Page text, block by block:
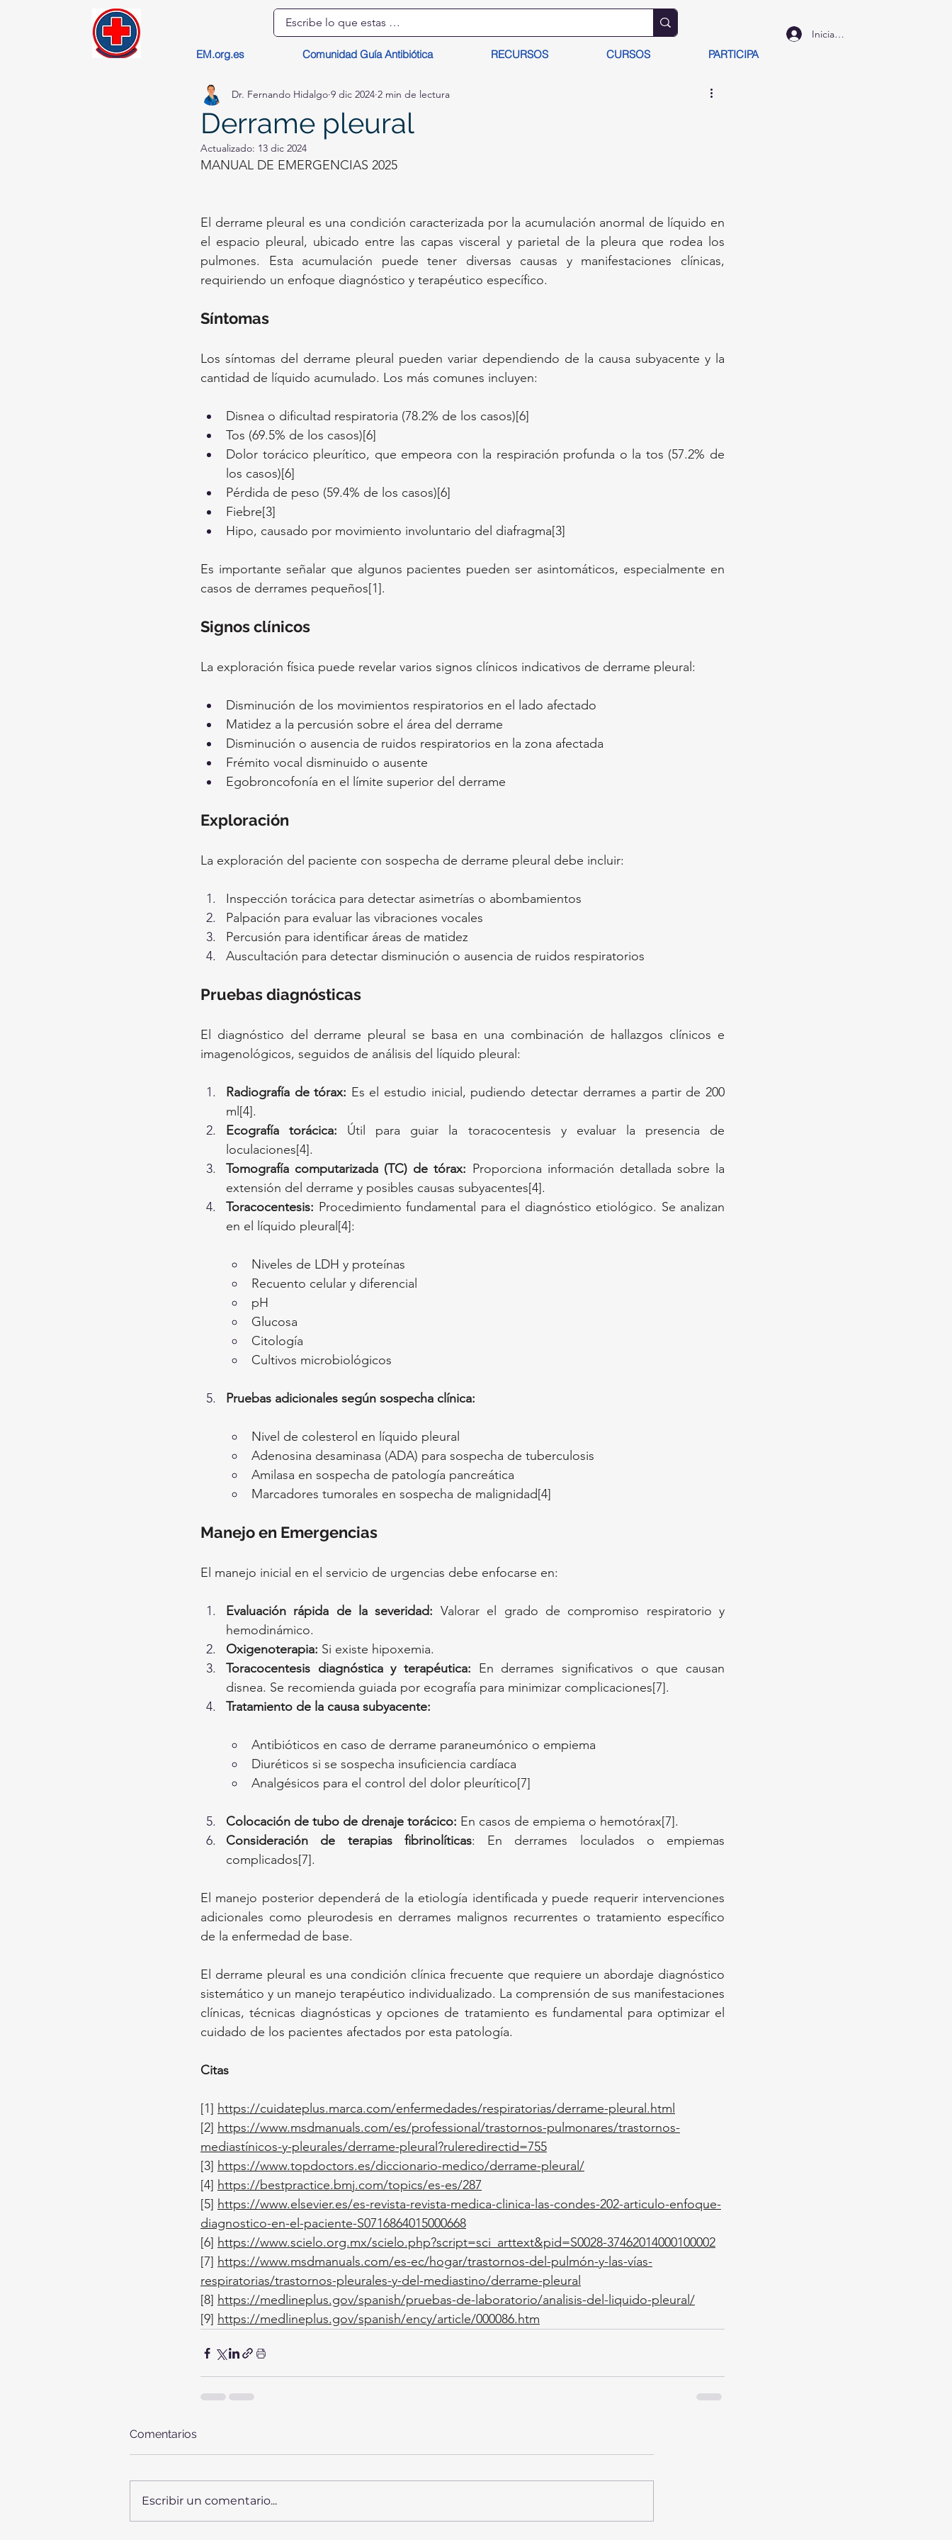
EM.org.es Comunidad Guía Antibiótica RECURSOS CURSOS PARTICIPA
Iniciar sesión
Derrame pleural
Dr. Fernando Hidalgo 9 dic 2024 2 min de lectura
Actualizado: 13 dic 2024
MANUAL DE EMERGENCIAS 2025
El derrame pleural es una condición caracterizada por la acumulación anormal de líquido en
el espacio pleural, ubicado entre las capas visceral y parietal de la pleura que rodea los
pulmones. Esta acumulación puede tener diversas causas y manifestaciones clínicas,
requiriendo un enfoque diagnóstico y terapéutico específico.
Síntomas
Los síntomas del derrame pleural pueden variar dependiendo de la causa subyacente y la
cantidad de líquido acumulado. Los más comunes incluyen:
Disnea o dificultad respiratoria (78.2% de los casos)[6]
Tos (69.5% de los casos)[6]
Dolor torácico pleurítico, que empeora con la respiración profunda o la tos (57.2% de
los casos)[6]
Pérdida de peso (59.4% de los casos)[6]
Fiebre[3]
Hipo, causado por movimiento involuntario del diafragma[3]
Es importante señalar que algunos pacientes pueden ser asintomáticos, especialmente en
casos de derrames pequeños[1].
Signos clínicos
La exploración física puede revelar varios signos clínicos indicativos de derrame pleural:
Disminución de los movimientos respiratorios en el lado afectado
Matidez a la percusión sobre el área del derrame
Disminución o ausencia de ruidos respiratorios en la zona afectada
Frémito vocal disminuido o ausente
Egobroncofonía en el límite superior del derrame
Exploración
La exploración del paciente con sospecha de derrame pleural debe incluir:
Inspección torácica para detectar asimetrías o abombamientos
Palpación para evaluar las vibraciones vocales
Percusión para identificar áreas de matidez
Auscultación para detectar disminución o ausencia de ruidos respiratorios
Pruebas diagnósticas
El diagnóstico del derrame pleural se basa en una combinación de hallazgos clínicos e
imagenológicos, seguidos de análisis del líquido pleural:
Radiografía de tórax: Es el estudio inicial, pudiendo detectar derrames a partir de 200
ml[4].
Ecografía torácica: Útil para guiar la toracocentesis y evaluar la presencia de
loculaciones[4].
Tomografía computarizada (TC) de tórax: Proporciona información detallada sobre la
extensión del derrame y posibles causas subyacentes[4].
Toracocentesis: Procedimiento fundamental para el diagnóstico etiológico. Se analizan
en el líquido pleural[4]:
Niveles de LDH y proteínas
Recuento celular y diferencial
pH
Glucosa
Citología
Cultivos microbiológicos
Pruebas adicionales según sospecha clínica:
Nivel de colesterol en líquido pleural
Adenosina desaminasa (ADA) para sospecha de tuberculosis
Amilasa en sospecha de patología pancreática
Marcadores tumorales en sospecha de malignidad[4]
Manejo en Emergencias
El manejo inicial en el servicio de urgencias debe enfocarse en:
Evaluación rápida de la severidad: Valorar el grado de compromiso respiratorio y
hemodinámico.
Oxigenoterapia: Si existe hipoxemia.
Toracocentesis diagnóstica y terapéutica: En derrames significativos o que causan
disnea. Se recomienda guiada por ecografía para minimizar complicaciones[7].
Tratamiento de la causa subyacente:
Antibióticos en caso de derrame paraneumónico o empiema
Diuréticos si se sospecha insuficiencia cardíaca
Analgésicos para el control del dolor pleurítico[7]
Colocación de tubo de drenaje torácico: En casos de empiema o hemotórax[7].
Consideración de terapias fibrinolíticas: En derrames loculados o empiemas
complicados[7].
El manejo posterior dependerá de la etiología identificada y puede requerir intervenciones
adicionales como pleurodesis en derrames malignos recurrentes o tratamiento específico
de la enfermedad de base.
El derrame pleural es una condición clínica frecuente que requiere un abordaje diagnóstico
sistemático y un manejo terapéutico individualizado. La comprensión de sus manifestaciones
clínicas, técnicas diagnósticas y opciones de tratamiento es fundamental para optimizar el
cuidado de los pacientes afectados por esta patología.
Citas
[1] https://cuidateplus.marca.com/enfermedades/respiratorias/derrame-pleural.html
[2] https://www.msdmanuals.com/es/professional/trastornos-pulmonares/trastornos-
mediastínicos-y-pleurales/derrame-pleural?ruleredirectid=755
[3] https://www.topdoctors.es/diccionario-medico/derrame-pleural/
[4] https://bestpractice.bmj.com/topics/es-es/287
[5] https://www.elsevier.es/es-revista-revista-medica-clinica-las-condes-202-articulo-enfoque-
diagnostico-en-el-paciente-S0716864015000668
[6] https://www.scielo.org.mx/scielo.php?script=sci_arttext&pid=S0028-37462014000100002
[7] https://www.msdmanuals.com/es-ec/hogar/trastornos-del-pulmón-y-las-vías-
respiratorias/trastornos-pleurales-y-del-mediastino/derrame-pleural
[8] https://medlineplus.gov/spanish/pruebas-de-laboratorio/analisis-del-liquido-pleural/
[9] https://medlineplus.gov/spanish/ency/article/000086.htm
Comentarios
Escribir un comentario...